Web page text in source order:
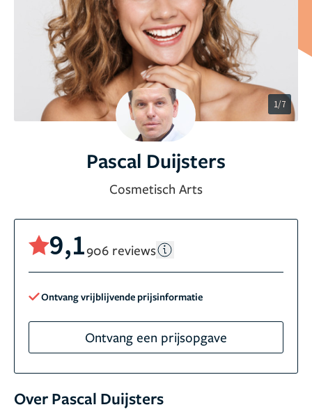
1/7
Pascal Duijsters
Cosmetisch Arts
9,1906 reviews
Ontvang vrijblijvende prijsinformatie
Ontvang een prijsopgave
Over Pascal Duijsters